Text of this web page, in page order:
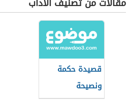
قصيدة حكمة
ونصيحة